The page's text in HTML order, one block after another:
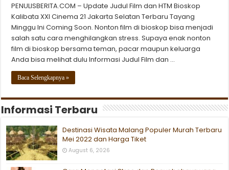
PENULISBERITA.COM – Update Judul Film dan HTM Bioskop
Kalibata XXI Cinema 21 Jakarta Selatan Terbaru Tayang
Minggu Ini Coming Soon. Nonton film di bioskop bisa menjadi
salah satu cara menghilangkan stress. Supaya enak nonton
film di bioskop bersama teman, pacar maupun keluarga
Anda bisa melihat dulu Informasi Judul Film dan …
Baca Selengkapnya »
Informasi Terbaru
Destinasi Wisata Malang Populer Murah Terbaru
Mei 2022 dan Harga Tiket
August 6, 2026